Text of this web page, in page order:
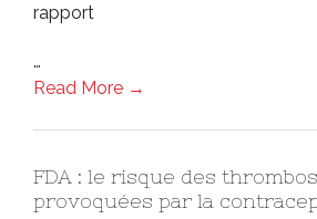
rapport
…
Read More →
FDA : le risque des
provoquées par la